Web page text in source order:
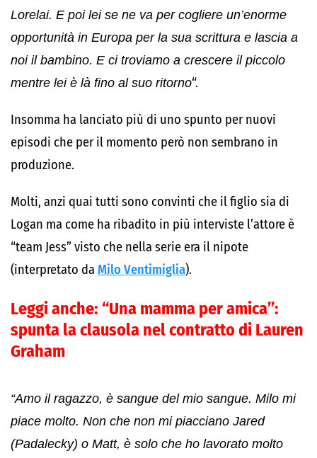
Lorelai. E poi lei se ne va per cogliere un’enorme
opportunità in Europa per la sua scrittura e lascia a
noi il bambino. E ci troviamo a crescere il piccolo
mentre lei è là fino al suo ritorno“.
Insomma ha lanciato più di uno spunto per nuovi
episodi che per il momento però non sembrano in
produzione.
Molti, anzi quai tutti sono convinti che il figlio sia di
Logan ma come ha ribadito in più interviste l’attore è
“team Jess” visto che nella serie era il nipote
(interpretato da Milo Ventimiglia).
Leggi anche: “Una mamma per amica”:
spunta la clausola nel contratto di Lauren
Graham
“Amo il ragazzo, è sangue del mio sangue. Milo mi
piace molto. Non che non mi piacciano Jared
(Padalecky) o Matt, è solo che ho lavorato molto